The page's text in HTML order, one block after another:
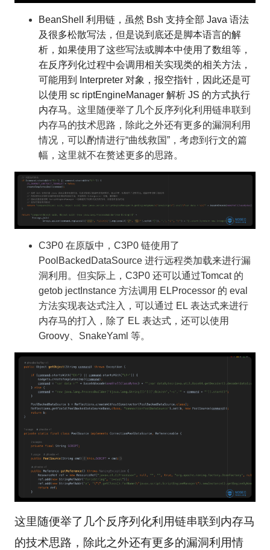
BeanShell
利用链，虽然 Bsh 支持全部 Java 语法
及很多松散写法，但是说到底还是脚本语言的解
析，如果使用了这些写法或脚本中使用了数组等，
在反序列化过程中会调用相关实现类的相关方法，
可能用到 Interpreter 对象，报空指针，因此还是可
以使用 sc riptEngineManager 解析 JS 的方式执行
内存马。这里随便举了几个反序列化利用链串联到
内存马的技术思路，除此之外还有更多的漏洞利用
情况，可以酌情进行“曲线救国”，考虑到行文的篇
幅，这里就不在赘述更多的思路。
C3P0 在原版中，C3P0 链使用了
PoolBackedDataSource 进行远程类加载来进行漏
洞利用。但实际上，C3P0 还可以通过Tomcat 的
getob jectInstance 方法调用 ELProcessor 的 eval
方法实现表达式注入，可以通过 EL 表达式来进行
内存马的打入，除了 EL 表达式，还可以使用
Groovy、SnakeYaml 等。
这里随便举了几个反序列化利用链串联到内存马
的技术思路，除此之外还有更多的漏洞利用情